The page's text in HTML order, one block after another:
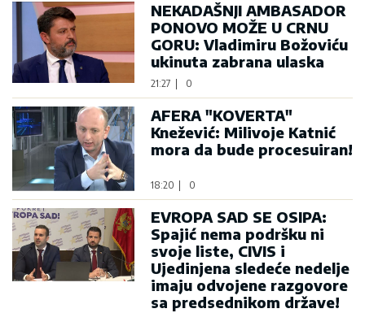
NEKADAŠNJI AMBASADOR
PONOVO MOŽE U CRNU
GORU: Vladimiru Božoviću
ukinuta zabrana ulaska
21:27 0
AFERA "KOVERTA"
Knežević: Milivoje Katnić
mora da bude procesuiran!
18:20 0
EVROPA SAD SE OSIPA:
Spajić nema podršku ni
svoje liste, CIVIS i
Ujedinjena sledeće nedelje
imaju odvojene razgovore
sa predsednikom države!